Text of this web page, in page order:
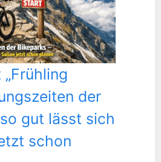
der
gut lässt sich
schon